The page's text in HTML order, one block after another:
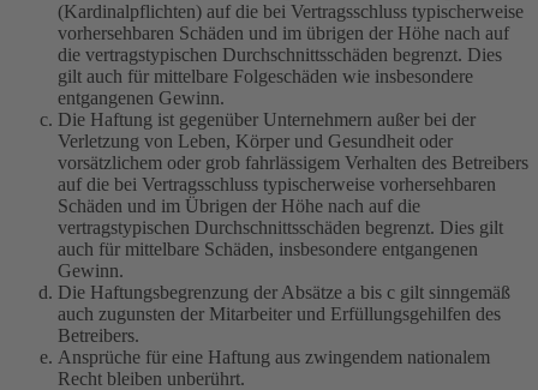
(Kardinalpflichten) auf die bei Vertragsschluss typischerweise
vorhersehbaren Schäden und im übrigen der Höhe nach auf
die vertragstypischen Durchschnittsschäden begrenzt. Dies
gilt auch für mittelbare Folgeschäden wie insbesondere
entgangenen Gewinn.
Die Haftung ist gegenüber Unternehmern außer bei der
Verletzung von Leben, Körper und Gesundheit oder
vorsätzlichem oder grob fahrlässigem Verhalten des Betreibers
auf die bei Vertragsschluss typischerweise vorhersehbaren
Schäden und im Übrigen der Höhe nach auf die
vertragstypischen Durchschnittsschäden begrenzt. Dies gilt
auch für mittelbare Schäden, insbesondere entgangenen
Gewinn.
Die Haftungsbegrenzung der Absätze a bis c gilt sinngemäß
auch zugunsten der Mitarbeiter und Erfüllungsgehilfen des
Betreibers.
Ansprüche für eine Haftung aus zwingendem nationalem
Recht bleiben unberührt.